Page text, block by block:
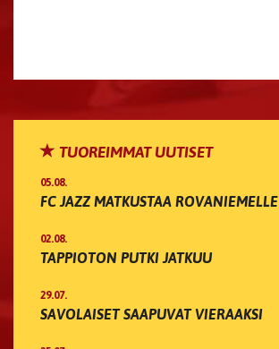
TUOREIMMAT UUTISET
05.08.
FC JAZZ MATKUSTAA ROVANIEMELLE
02.08.
TAPPIOTON PUTKI JATKUU
29.07.
SAVOLAISET SAAPUVAT VIERAAKSI